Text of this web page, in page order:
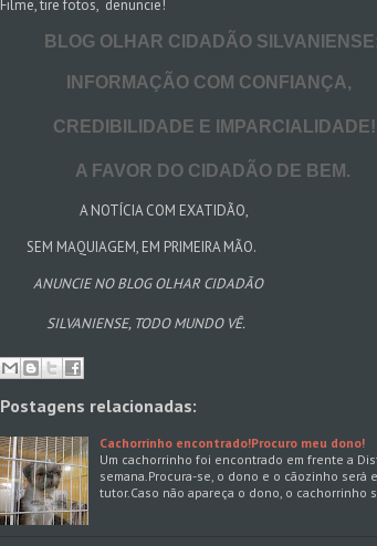
Filme, tire fotos, denuncie!
BLOG OLHAR CIDADÃO
INFORMAÇÃO COM CONFIANÇA,
CREDIBILIDADE E IMPARCIALIDADE!
A FAVOR DO CIDADÃO DE BEM.
A NOTÍCIA COM EXATIDÃO,
SEM MAQUIAGEM, EM PRIMEIRA MÃO.
ANUNCIE NO BLOG OLHAR CIDADÃO
SILVANIENSE, TODO MUNDO VÊ.
Postagens relacionadas:
Cachorrinho encontrado!Procuro meu dono!
Um cachorrinho foi encontrado em frente a
semana.Procura-se, o dono e o cãozinho
tutor.Caso não apareça o dono, o cachorrinho